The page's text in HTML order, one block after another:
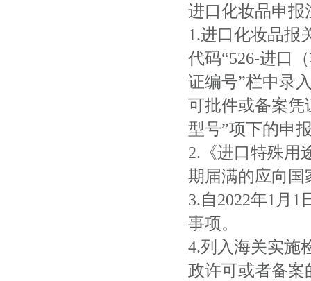
进口化妆品申报
1.进口化妆品报
代码“526-进口
证编号”栏中录
可批件或备案凭
型号”项下的申
2.《进口特殊用
期届满的应向国
3.自2022年1月
事项。
4.列入海关实施
政许可或者备案